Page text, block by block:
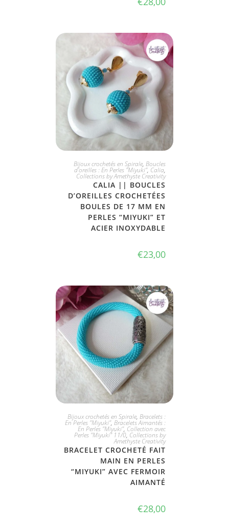
JE L'ADOPTE
Bijoux crochetés en Spirale, Boucles
d'oreilles : En Perles "Miyuki", Calia,
Collections by Amethyste Creativity
CALIA || BOUCLES
D’OREILLES CROCHETÉES
BOULES DE 17 MM EN
PERLES “MIYUKI” ET
ACIER INOXYDABLE
€23,00
JE L'ADOPTE
Bijoux crochetés en Spirale, Bracelets :
En Perles "Miyuki", Bracelets Aimantés :
En Perles "Miyuki", Collection avec
Perles "Miyuki" 11/0, Collections by
Amethyste Creativity
BRACELET CROCHETÉ FAIT
MAIN EN PERLES
“MIYUKI” AVEC FERMOIR
AIMANTÉ
€28,00